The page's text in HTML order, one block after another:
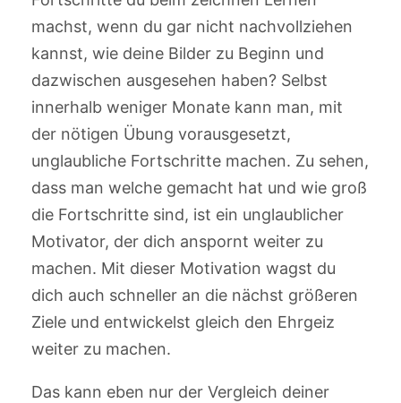
machst, wenn du gar nicht nachvollziehen
kannst, wie deine Bilder zu Beginn und
dazwischen ausgesehen haben? Selbst
innerhalb weniger Monate kann man, mit
der nötigen Übung vorausgesetzt,
unglaubliche Fortschritte machen. Zu sehen,
dass man welche gemacht hat und wie groß
die Fortschritte sind, ist ein unglaublicher
Motivator, der dich anspornt weiter zu
machen. Mit dieser Motivation wagst du
dich auch schneller an die nächst größeren
Ziele und entwickelst gleich den Ehrgeiz
weiter zu machen.
Das kann eben nur der Vergleich deiner